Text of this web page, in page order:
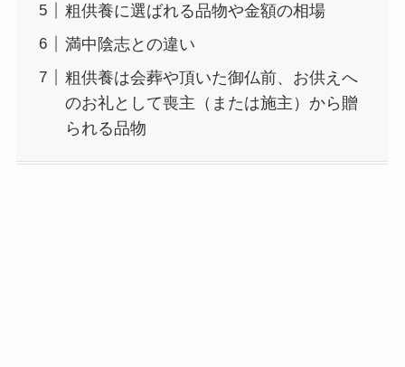
粗供養に選ばれる品物や金額の相場
満中陰志との違い
粗供養は会葬や頂いた御仏前、お供えへ
のお礼として喪主（または施主）から贈
られる品物